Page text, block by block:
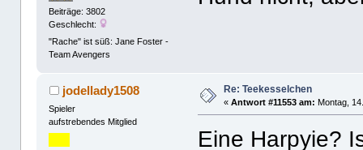
Beiträge: 3802
Geschlecht:
"Rache" ist süß: Jane Foster -
Team Avengers
jodellady1508
Spieler
aufstrebendes Mitglied
Re: Teekesselchen
«Antwort #11553 am: Montag,
Eine Harpyie?